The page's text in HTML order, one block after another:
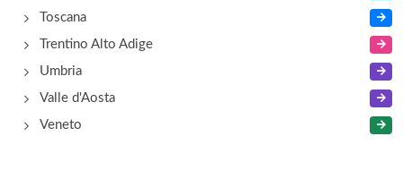
Toscana
Trentino Alto Adige
Umbria
Valle d'Aosta
Veneto